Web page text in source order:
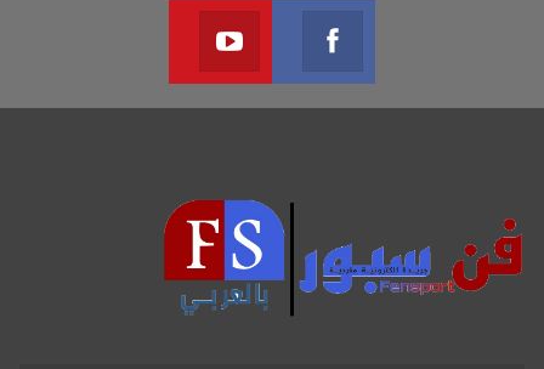
Facebook
Join us on Facebook